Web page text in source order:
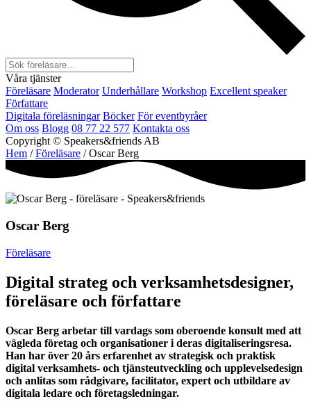
Våra tjänster
Föreläsare Moderator Underhållare Workshop Excellent speaker
Författare
Digitala föreläsningar Böcker För eventbyråer
Om oss Blogg 08 77 22 577 Kontakta oss
Copyright © Speakers&friends AB
Hem /Föreläsare / Oscar Berg
Oscar Berg
Föreläsare
Digital strateg och verksamhetsdesigner,
föreläsare och författare
Oscar Berg arbetar till vardags som oberoende konsult med att
vägleda företag och organisationer i deras digitaliseringsresa.
Han har över 20 års erfarenhet av strategisk och praktisk
digital verksamhets- och tjänsteutveckling och upplevelsedesign
och anlitas som rådgivare, facilitator, expert och utbildare av
digitala ledare och företagsledningar.